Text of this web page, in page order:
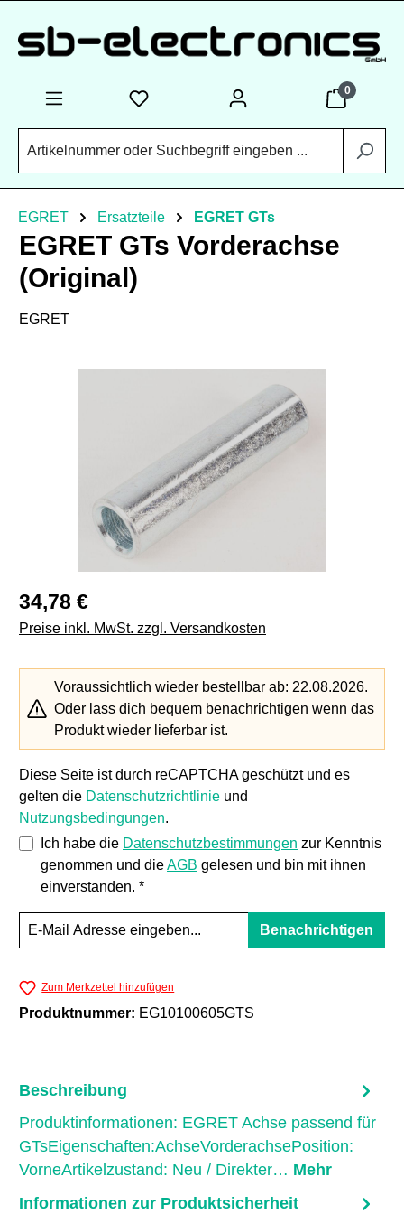
0
EGRET Ersatzteile EGRET GTs
EGRET GTs Vorderachse
(Original)
EGRET
Regulärer Preis:
34,78 €
Preise inkl. MwSt. zzgl. Versandkosten
Voraussichtlich wieder bestellbar ab: 22.08.2026.
Oder lass dich bequem benachrichtigen wenn das
Produkt wieder lieferbar ist.
Diese Seite ist durch reCAPTCHA geschützt und es
gelten die Datenschutzrichtlinie und
Nutzungsbedingungen.
Ich habe die Datenschutzbestimmungen zur Kenntnis
genommen und dieAGB gelesen und bin mit ihnen
einverstanden. *
Benachrichtigen
Zum Merkzettel hinzufügen
Produktnummer: EG10100605GTS
Beschreibung
Produktinformationen: EGRET Achse passend für
GTsEigenschaften:AchseVorderachsePosition:
VorneArtikelzustand: Neu / Direkter… Mehr
Informationen zur Produktsicherheit